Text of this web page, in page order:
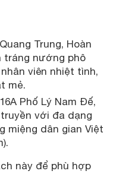
Trung, Hoàn
tráng nướng phô
viên nhiệt tình,
mẻ.
Phố Lý Nam Đế,
với đa dạng
miệng dân gian Việt
này để phù hợp